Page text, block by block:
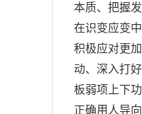
本质、把握
在识变应变
积极应对更
动、深入打
板弱项上下
正确用人导